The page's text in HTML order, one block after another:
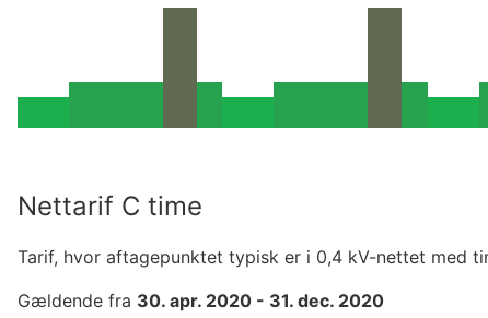
Nettarif C time
Tarif, hvor aftagepunktet typisk er i 0,4 kV-nettet med
Gældende fra 30. apr. 2020 - 31. dec. 2020